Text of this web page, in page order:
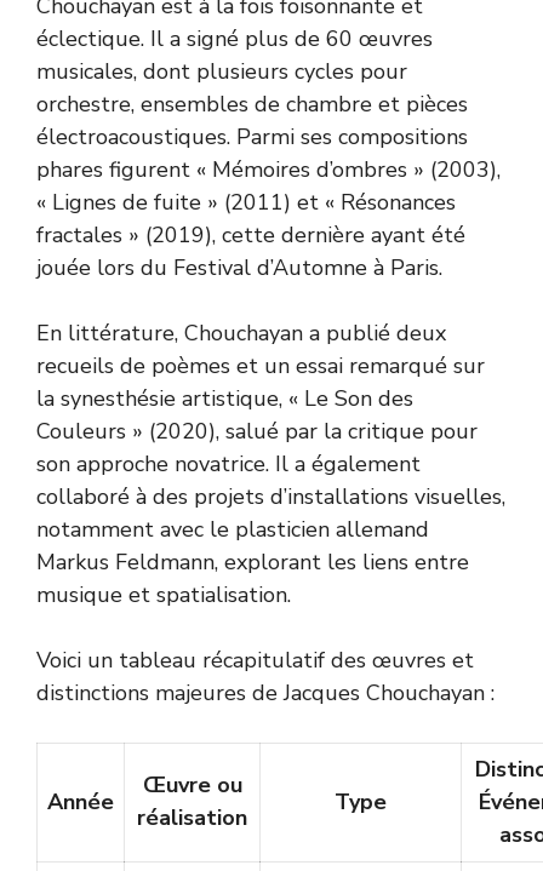
éclectique. Il a signé plus de 60 œuvres
musicales, dont plusieurs cycles pour
orchestre, ensembles de chambre et pièces
électroacoustiques. Parmi ses compositions
phares figurent « Mémoires d’ombres » (2003),
« Lignes de fuite » (2011) et « Résonances
fractales » (2019), cette dernière ayant été
jouée lors du Festival d’Automne à Paris.
En littérature, Chouchayan a publié deux
recueils de poèmes et un essai remarqué sur
la synesthésie artistique, « Le Son des
Couleurs » (2020), salué par la critique pour
son approche novatrice. Il a également
collaboré à des projets d’installations visuelles,
notamment avec le plasticien allemand
Markus Feldmann, explorant les liens entre
musique et spatialisation.
Voici un tableau récapitulatif des œuvres et
distinctions majeures de Jacques Chouchayan :
Année
Œuvre ou
réalisation
Type